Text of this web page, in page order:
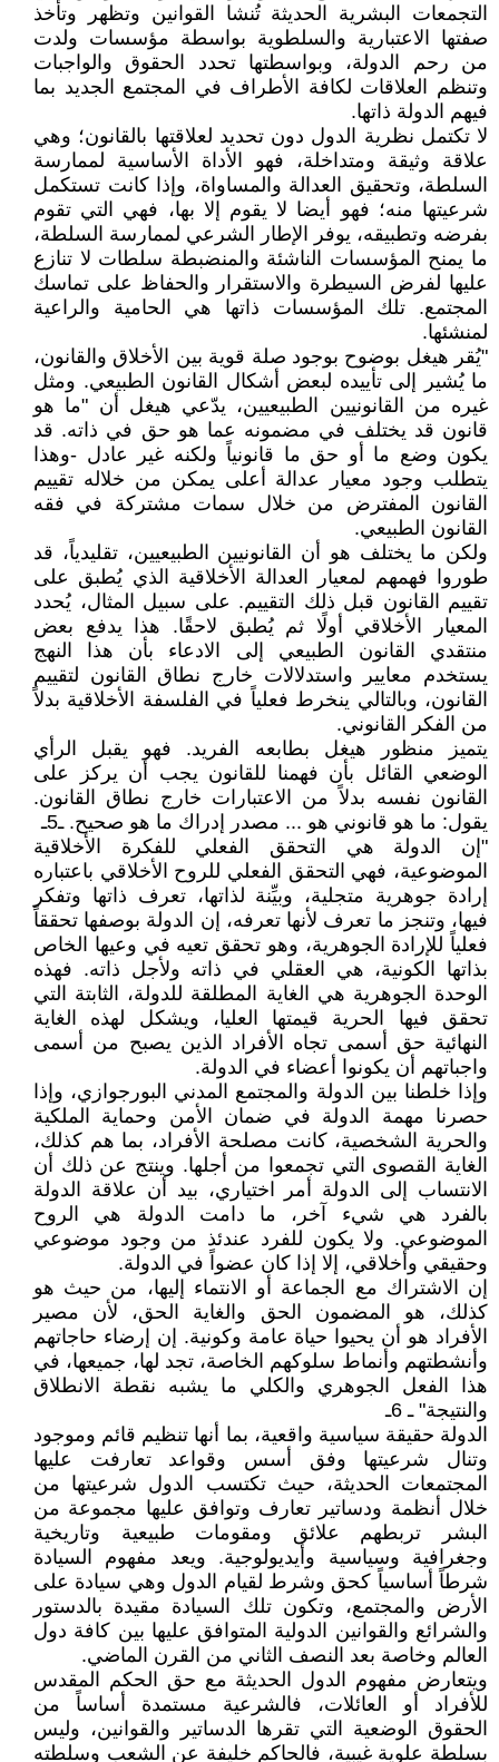
التجمعات البشرية الحديثة تُنشا القوانين وتظهر وتأخذ
صفتها الاعتبارية والسلطوية بواسطة مؤسسات ولدت
من رحم الدولة، وبواسطتها تحدد الحقوق والواجبات
وتنظم العلاقات لكافة الأطراف في المجتمع الجديد بما
فيهم الدولة ذاتها.
لا تكتمل نظرية الدول دون تحديد لعلاقتها بالقانون؛ وهي
علاقة وثيقة ومتداخلة، فهو الأداة الأساسية لممارسة
السلطة، وتحقيق العدالة والمساواة، وإذا كانت تستكمل
شرعيتها منه؛ فهو أيضا لا يقوم إلا بها، فهي التي تقوم
بفرضه وتطبيقه، يوفر الإطار الشرعي لممارسة السلطة،
ما يمنح المؤسسات الناشئة والمنضبطة سلطات لا تنازع
عليها لفرض السيطرة والاستقرار والحفاظ على تماسك
المجتمع. تلك المؤسسات ذاتها هي الحامية والراعية
لمنشئها.
"يُقر هيغل بوضوح بوجود صلة قوية بين الأخلاق والقانون،
ما يُشير إلى تأييده لبعض أشكال القانون الطبيعي. ومثل
غيره من القانونيين الطبيعيين، يدّعي هيغل أن "ما هو
قانون قد يختلف في مضمونه عما هو حق في ذاته. قد
يكون وضع ما أو حق ما قانونياً ولكنه غير عادل -وهذا
يتطلب وجود معيار عدالة أعلى يمكن من خلاله تقييم
القانون المفترض من خلال سمات مشتركة في فقه
القانون الطبيعي.
ولكن ما يختلف هو أن القانونيين الطبيعيين، تقليدياً، قد
طوروا فهمهم لمعيار العدالة الأخلاقية الذي يُطبق على
تقييم القانون قبل ذلك التقييم. على سبيل المثال، يُحدد
المعيار الأخلاقي أولًا ثم يُطبق لاحقًا. هذا يدفع بعض
منتقدي القانون الطبيعي إلى الادعاء بأن هذا النهج
يستخدم معايير واستدلالات خارج نطاق القانون لتقييم
القانون، وبالتالي ينخرط فعلياً في الفلسفة الأخلاقية بدلاً
من الفكر القانوني.
يتميز منظور هيغل بطابعه الفريد. فهو يقبل الرأي
الوضعي القائل بأن فهمنا للقانون يجب أن يركز على
القانون نفسه بدلاً من الاعتبارات خارج نطاق القانون.
يقول: ما هو قانوني هو ... مصدر إدراك ما هو صحيح. ـ5ـ
"إن الدولة هي التحقق الفعلي للفكرة الأخلاقية
الموضوعية، فهي التحقق الفعلي للروح الأخلاقي باعتباره
إرادة جوهرية متجلية، وبيِّنة لذاتها، تعرف ذاتها وتفكر
فيها، وتنجز ما تعرف لأنها تعرفه، إن الدولة بوصفها تحققاً
فعلياً للإرادة الجوهرية، وهو تحقق تعيه في وعيها الخاص
بذاتها الكونية، هي العقلي في ذاته ولأجل ذاته. فهذه
الوحدة الجوهرية هي الغاية المطلقة للدولة، الثابتة التي
تحقق فيها الحرية قيمتها العليا، ويشكل لهذه الغاية
النهائية حق أسمى تجاه الأفراد الذين يصبح من أسمى
واجباتهم أن يكونوا أعضاء في الدولة.
وإذا خلطنا بين الدولة والمجتمع المدني البورجوازي، وإذا
حصرنا مهمة الدولة في ضمان الأمن وحماية الملكية
والحرية الشخصية، كانت مصلحة الأفراد، بما هم كذلك،
الغاية القصوى التي تجمعوا من أجلها. وينتج عن ذلك أن
الانتساب إلى الدولة أمر اختياري، بيد أن علاقة الدولة
بالفرد هي شيء آخر، ما دامت الدولة هي الروح
الموضوعي. ولا يكون للفرد عندئذ من وجود موضوعي
وحقيقي وأخلاقي، إلا إذا كان عضواً في الدولة.
إن الاشتراك مع الجماعة أو الانتماء إليها، من حيث هو
كذلك، هو المضمون الحق والغاية الحق، لأن مصير
الأفراد هو أن يحيوا حياة عامة وكونية. إن إرضاء حاجاتهم
وأنشطتهم وأنماط سلوكهم الخاصة، تجد لها، جميعها، في
هذا الفعل الجوهري والكلي ما يشبه نقطة الانطلاق
والنتيجة" ـ 6ـ
الدولة حقيقة سياسية واقعية، بما أنها تنظيم قائم وموجود
وتنال شرعيتها وفق أسس وقواعد تعارفت عليها
المجتمعات الحديثة، حيث تكتسب الدول شرعيتها من
خلال أنظمة ودساتير تعارف وتوافق عليها مجموعة من
البشر تربطهم علائق ومقومات طبيعية وتاريخية
وجغرافية وسياسية وأيديولوجية. ويعد مفهوم السيادة
شرطاً أساسياً كحق وشرط لقيام الدول وهي سيادة على
الأرض والمجتمع، وتكون تلك السيادة مقيدة بالدستور
والشرائع والقوانين الدولية المتوافق عليها بين كافة دول
العالم وخاصة بعد النصف الثاني من القرن الماضي.
ويتعارض مفهوم الدول الحديثة مع حق الحكم المقدس
للأفراد أو العائلات، فالشرعية مستمدة أساساً من
الحقوق الوضعية التي تقرها الدساتير والقوانين، وليس
بسلطة علوية غيبية، فالحاكم خليفة عن الشعب وسلطته